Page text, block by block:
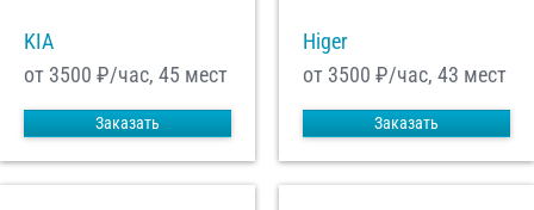
KIA
от 3500 ₽/час, 45 мест
Заказать
Higer
от 3500 ₽/час, 43 мест
Заказать